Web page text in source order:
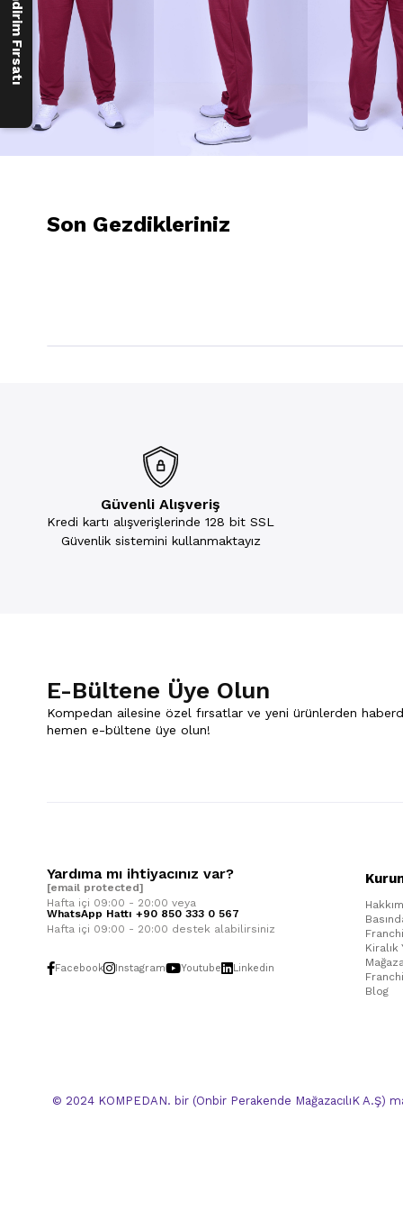
Son Gezdikleriniz
Güvenli Alışveriş
Kredi kartı alışverişlerinde 128 bit SSL
Güvenlik sistemini kullanmaktayız
E-Bültene Üye Olun
Kompedan ailesine özel fırsatlar ve yeni ürünlerden
hemen e-bültene üye olun!
Yardıma mı ihtiyacınız var?
[email protected]
Hafta içi 09:00 - 20:00 veya
WhatsApp Hattı +90 850 333 0 567
Hafta içi 09:00 - 20:00 destek alabilirsiniz
Facebook Instagram Youtube Linkedin
Kiralık
Blog
© 2024 KOMPEDAN. bir (Onbir Perakende MağazacılıK A.Ş)